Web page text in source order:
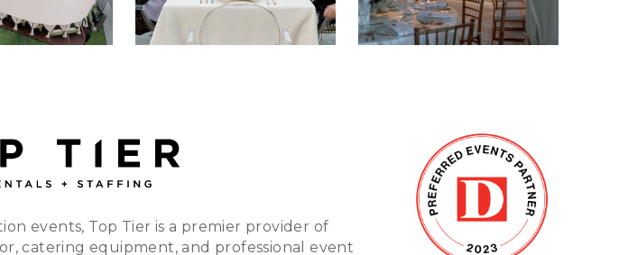
events, Top Tier is a premier provider of
catering equipment, and professional event